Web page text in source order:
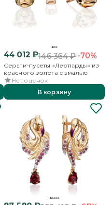
44 012₽146 364₽-70%
Серьги-пусеты «Леопарды» из
красного золота с эмалью
Нет оценок
В корзину